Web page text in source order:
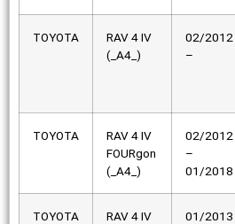
TOYOTA
RAV 4 IV
(_A4_)
02/2012
–
TOYOTA
RAV 4 IV
FOURgon
(_A4_)
02/2012
–
01/2018
TOYOTA
RAV 4 IV
01/2013